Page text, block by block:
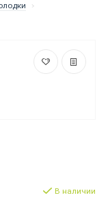
В наличии